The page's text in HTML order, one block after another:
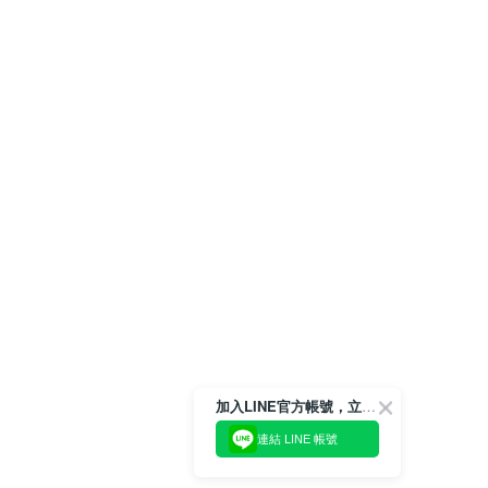
加入LINE官方帳號，立即獲得$100購物金!
連結 LINE 帳號